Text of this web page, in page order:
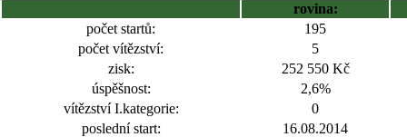
rovina:
počet startů:
195
počet vítězství:
5
zisk:
252 550 Kč
úspěšnost:
2,6%
vítězství I.kategorie:
0
poslední start:
16.08.2014